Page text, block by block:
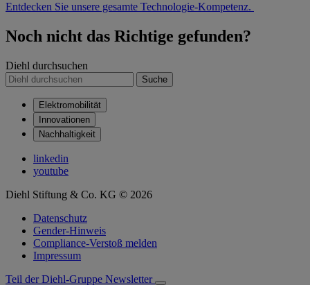
Entdecken Sie unsere gesamte Technologie-Kompetenz.
Noch nicht das Richtige gefunden?
Diehl durchsuchen
Suche
Elektromobilität
Innovationen
Nachhaltigkeit
linkedin
youtube
Diehl Stiftung & Co. KG © 2026
Datenschutz
Gender-Hinweis
Compliance-Verstoß melden
Impressum
Teil der Diehl-Gruppe Newsletter